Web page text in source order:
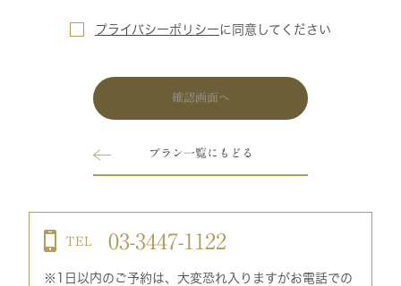
プライバシーポリシー に 同意してください
確認画面へ
プラン一覧にもどる
TEL 03-3447-1122
※1日以内のご予約は、大変恐れ入りますがお電話での